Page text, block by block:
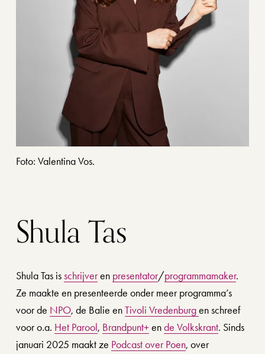
Foto: Valentina Vos.
Shula Tas
Shula Tas is schrijver en presentator/programmamaker.
Ze maakte en presenteerde onder meer programma’s
voor de NPO, de Balie en Tivoli Vredenburgen schreef
voor o.a. Het Parool, Brandpunt+ en de Volkskrant. Sinds
januari 2025 maakt ze Podcast over Poen, over